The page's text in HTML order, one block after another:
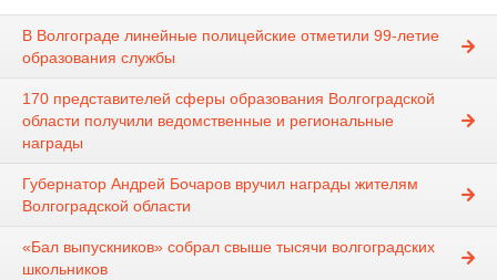
В Волгограде линейные полицейские отметили 99-летие
образования службы
170 представителей сферы образования Волгоградской
области получили ведомственные и региональные
награды
Губернатор Андрей Бочаров вручил награды жителям
Волгоградской области
«Бал выпускников» собрал свыше тысячи волгоградских
школьников